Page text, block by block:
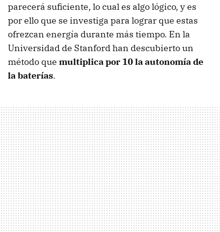
parecerá suficiente, lo cual es algo lógico, y es
por ello que se investiga para lograr que estas
ofrezcan energía durante más tiempo. En la
Universidad de Stanford han descubierto un
método que multiplica por 10 la autonomía de
la baterías.